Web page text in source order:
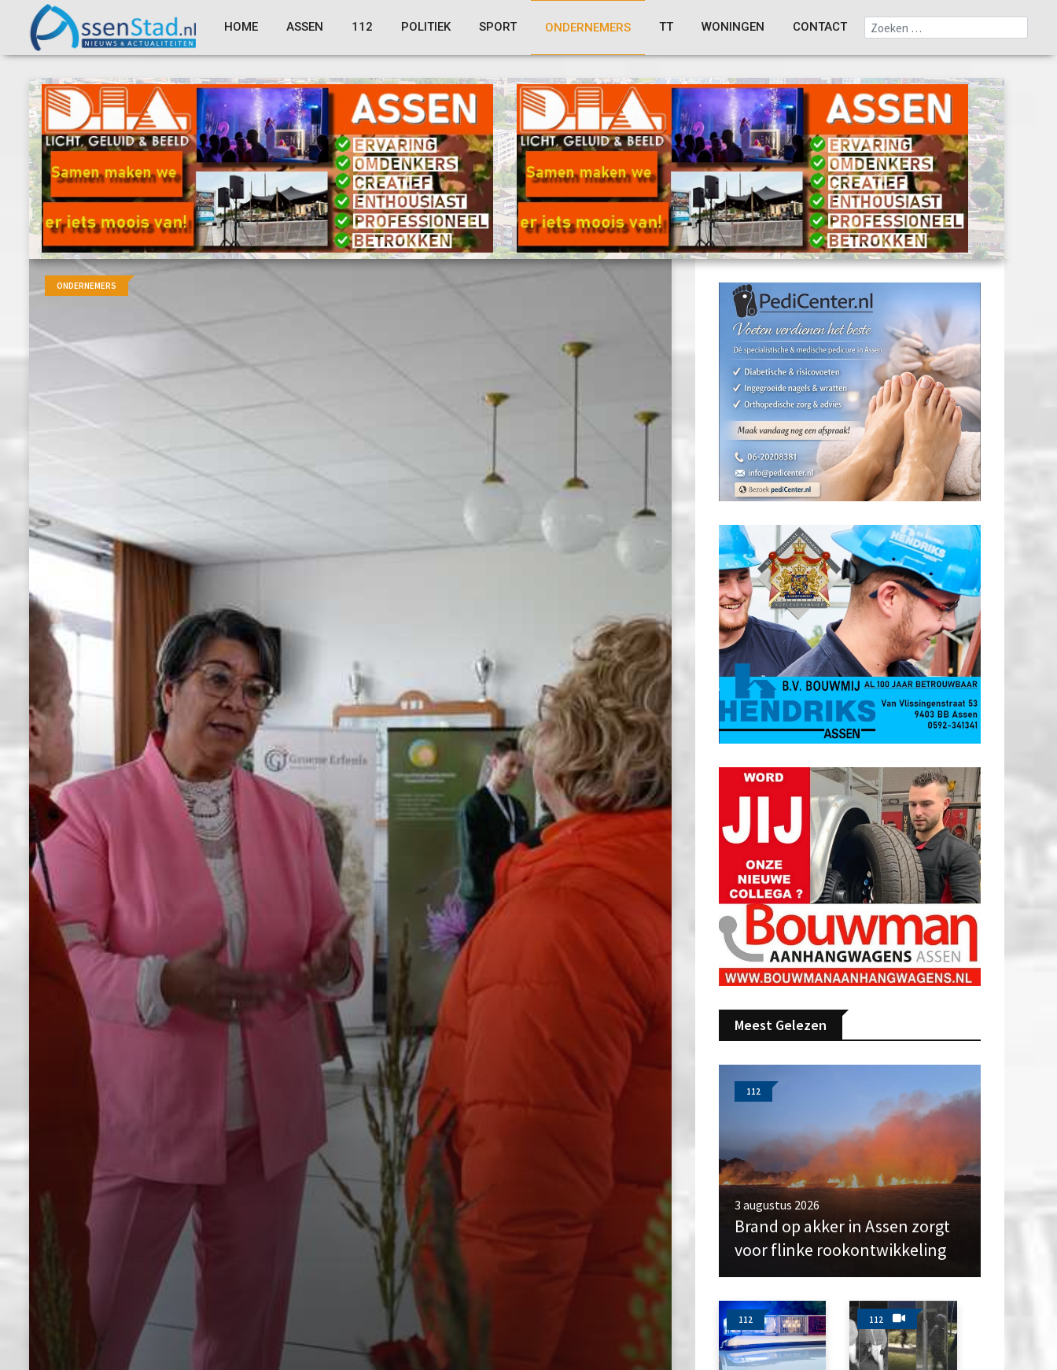
HOME ASSEN 112 POLITIEK SPORT ONDERNEMERS TT WONINGEN CONTACT
ONDERNEMERS
Meest Gelezen
112
3 augustus 2026
Brand op akker in Assen zorgt
voor flinke rookontwikkeling
112 112